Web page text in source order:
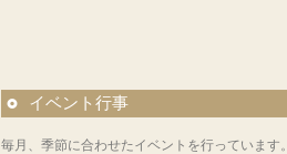
イベント行事
毎月、季節に合わせたイベントを行っています。